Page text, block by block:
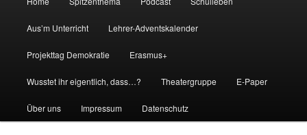
Aus’m Unterricht Lehrer-Adventskalender
Projekttag Demokratie Erasmus+
Wusstet ihr eigentlich, dass…? Theatergruppe E-Paper
Über uns Impressum Datenschutz